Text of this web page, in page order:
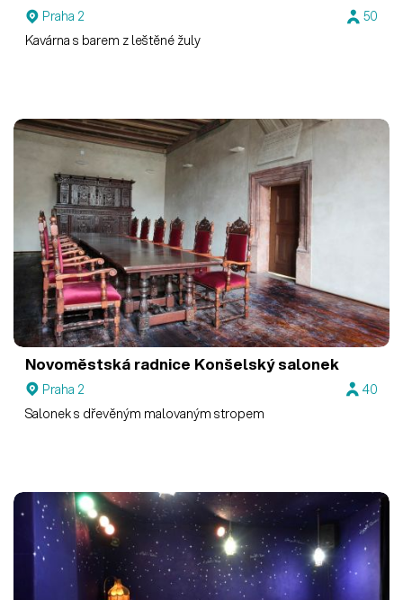
Praha 2
50
Kavárna s barem z leštěné žuly
Novoměstská radnice Konšelský salonek
Praha 2
40
Salonek s dřevěným malovaným stropem